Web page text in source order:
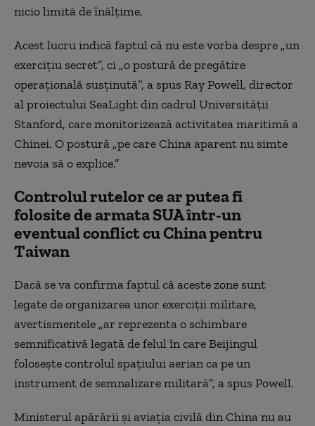
nicio limită de înălțime.
Acest lucru indică faptul că nu este vorba despre „un
exercițiu secret”, ci „o postură de pregătire
operațională susținută”, a spus Ray Powell, director
al proiectului SeaLight din cadrul Universității
Stanford, care monitorizează activitatea maritimă a
Chinei. O postură „pe care China aparent nu simte
nevoia să o explice.”
Controlul rutelor ce ar putea fi
folosite de armata SUA într-un
eventual conflict cu China pentru
Taiwan
Dacă se va confirma faptul că aceste zone sunt
legate de organizarea unor exerciții militare,
avertismentele „ar reprezenta o schimbare
semnificativă legată de felul în care Beijingul
folosește controlul spațiului aerian ca pe un
instrument de semnalizare militară”, a spus Powell.
Ministerul apărării și aviația civilă din China nu au